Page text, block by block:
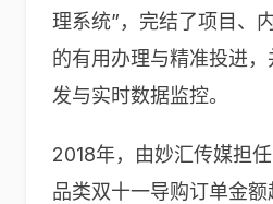
理系统”，完结了项目、
的有用办理与精准投进
发与实时数据监控。
2018年，由妙汇传媒担
品类双十一导购订单金